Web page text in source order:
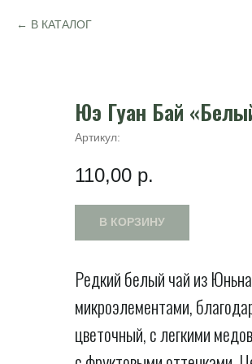
В КАТАЛОГ
Юэ Гуан Бай
Артикул:
110,00 р.
В КОРЗИНУ
Редкий белый чай из
микроэлементами,
цветочный, с легкими